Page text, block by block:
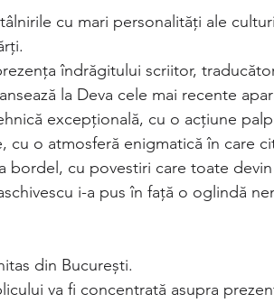
cu mari personalități ale
îndrăgitului scriitor,
la Deva cele mai recente
excepțională, cu o acțiune
cu o atmosferă enigmatică în care
bordel, cu povestiri care toate
i-a pus în față o oglindă
din București.
va fi concentrată asupra